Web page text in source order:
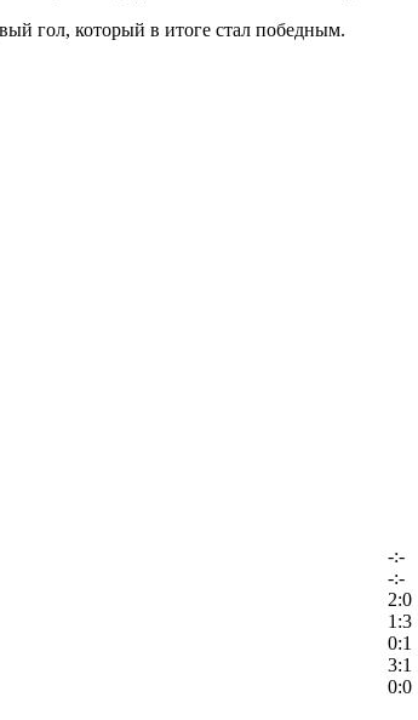
гол, который в итоге стал победным.
-:-
-:-
2:0
1:3
0:1
3:1
0:0